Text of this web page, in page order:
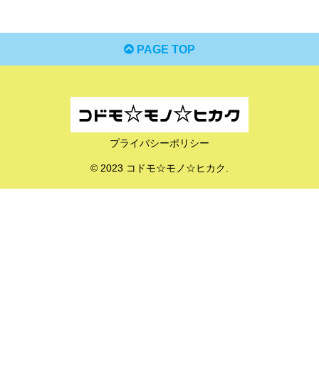
PAGE TOP
プライバシーポリシー
© 2023 コドモ☆モノ☆ヒカク.